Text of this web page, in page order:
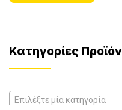
Κατηγορίες
Επιλέξτε μία κατηγορία